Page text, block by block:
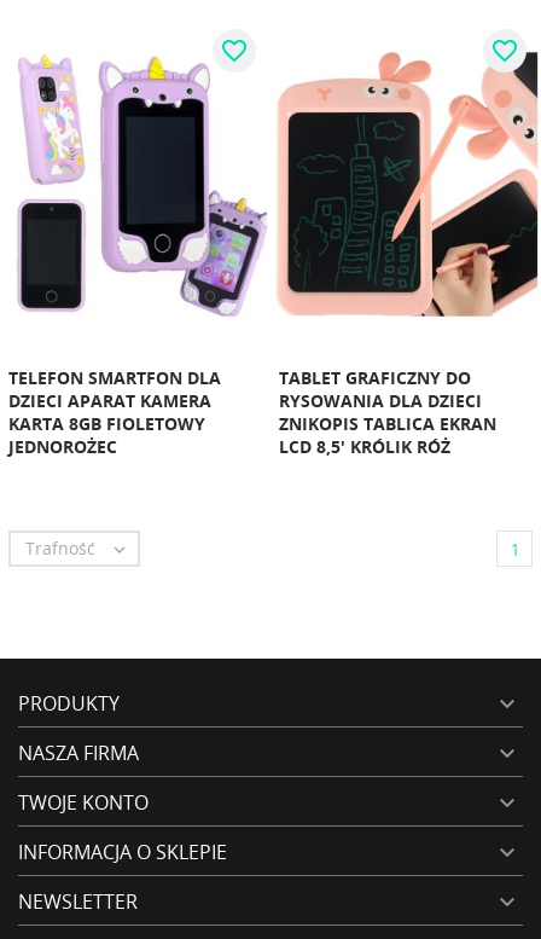
TELEFON SMARTFON DLA
DZIECI APARAT KAMERA
KARTA 8GB FIOLETOWY
JEDNOROŻEC
favorite_border
TABLET GRAFICZNY DO
RYSOWANIA DLA DZIECI
ZNIKOPIS TABLICA EKRAN
LCD 8,5' KRÓLIK RÓŻ
favorite_border
Trafność  1
PRODUKTY 
NASZA FIRMA 
TWOJE KONTO 
INFORMACJA O SKLEPIE 
NEWSLETTER 